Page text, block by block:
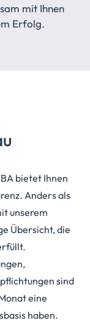
mit Ihnen
Erfolg.
bietet Ihnen
Anders als
unserem
Übersicht, die
sind
eine
haben.